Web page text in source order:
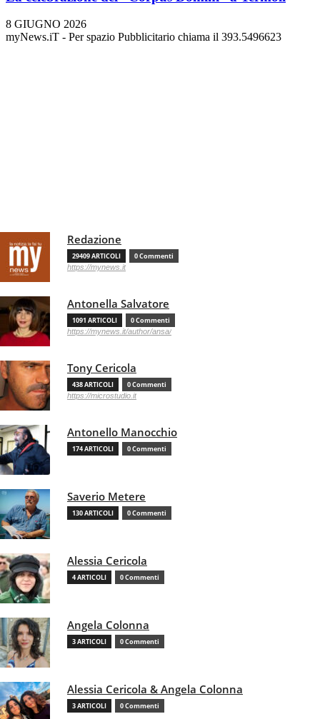
8 GIUGNO 2026
myNews.iT - Per spazio Pubblicitario chiama il 393.5496623
Redazione
29409 ARTICOLI 0 Commenti
https://mynews.it
Antonella Salvatore
1091 ARTICOLI 0 Commenti
https://mynews.it/author/ansa/
Tony Cericola
438 ARTICOLI 0 Commenti
https://microstudio.it
Antonello Manocchio
174 ARTICOLI 0 Commenti
Saverio Metere
130 ARTICOLI 0 Commenti
Alessia Cericola
4 ARTICOLI 0 Commenti
Angela Colonna
3 ARTICOLI 0 Commenti
Alessia Cericola & Angela Colonna
3 ARTICOLI 0 Commenti